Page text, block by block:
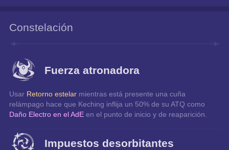
Constelación
Fuerza atronadora
Usar Retorno estelar mientras está presente una cuña
relámpago hace que Keching inflija un 50% de su ATQ como
Daño Electro en el AdE en el punto de inicio y de reaparición.
Impuestos desorbitantes